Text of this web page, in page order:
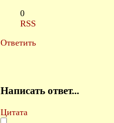
0
RSS
Ответить
Написать ответ...
Цитата